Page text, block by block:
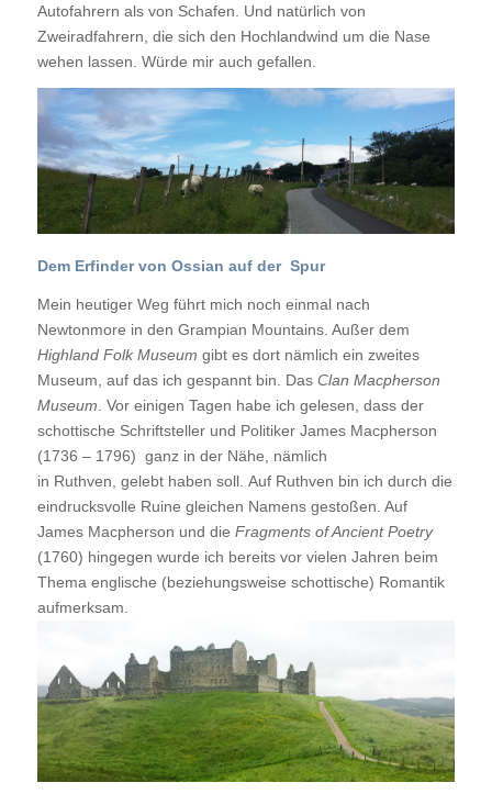
Autofahrern als von Schafen. Und natürlich von
Zweiradfahrern, die sich den Hochlandwind um die Nase
wehen lassen. Würde mir auch gefallen.
Dem Erfinder von Ossian auf der Spur
Mein heutiger Weg führt mich noch einmal nach
Newtonmore in den Grampian Mountains. Außer dem
Highland Folk Museum gibt es dort nämlich ein zweites
Museum, auf das ich gespannt bin. Das Clan Macpherson
Museum. Vor einigen Tagen habe ich gelesen, dass der
schottische Schriftsteller und Politiker James Macpherson
(1736 – 1796) ganz in der Nähe, nämlich
in Ruthven, gelebt haben soll. Auf Ruthven bin ich durch die
eindrucksvolle Ruine gleichen Namens gestoßen. Auf
James Macpherson und die Fragments of Ancient Poetry
(1760) hingegen wurde ich bereits vor vielen Jahren beim
Thema englische (beziehungsweise schottische) Romantik
aufmerksam.